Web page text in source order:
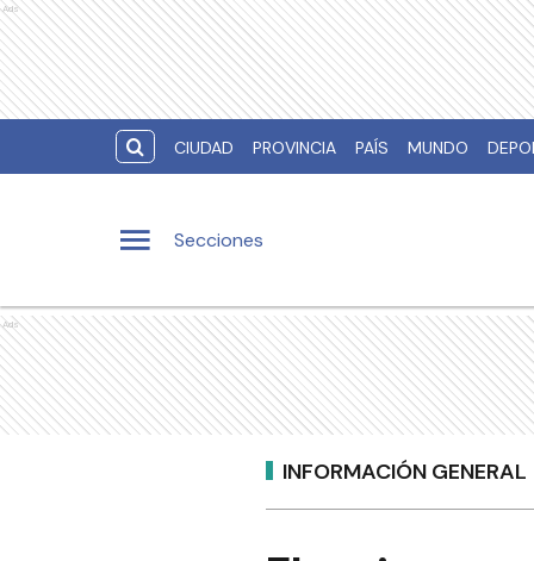
Ads
CIUDAD PROVINCIA PAÍS MUNDO
Secciones
Ads
INFORMACIÓN GENERAL